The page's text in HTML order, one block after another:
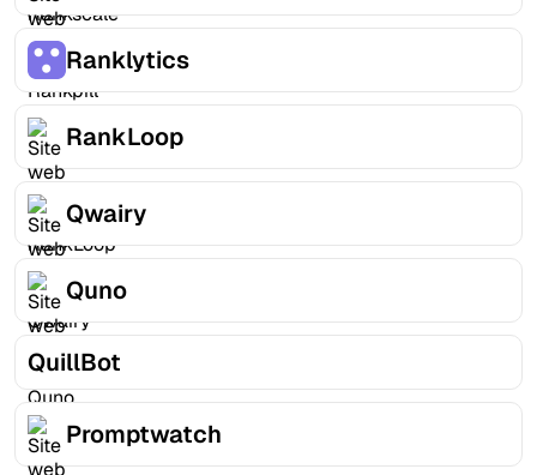
Ranklytics
RankLoop
Qwairy
Quno
QuillBot
Promptwatch